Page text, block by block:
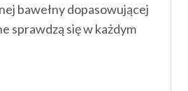
bawełny dopasowującej
sprawdzą się w każdym